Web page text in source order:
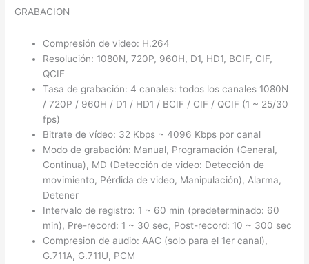
GRABACION
Compresión de video: H.264
Resolución: 1080N, 720P, 960H, D1, HD1, BCIF, CIF,
QCIF
Tasa de grabación: 4 canales: todos los canales 1080N
/ 720P / 960H / D1 / HD1 / BCIF / CIF / QCIF (1 ~ 25/30
fps)
Bitrate de vídeo: 32 Kbps ~ 4096 Kbps por canal
Modo de grabación: Manual, Programación (General,
Continua), MD (Detección de video: Detección de
movimiento, Pérdida de video, Manipulación), Alarma,
Detener
Intervalo de registro: 1 ~ 60 min (predeterminado: 60
min), Pre-record: 1 ~ 30 sec, Post-record: 10 ~ 300 sec
Compresion de audio: AAC (solo para el 1er canal),
G.711A, G.711U, PCM